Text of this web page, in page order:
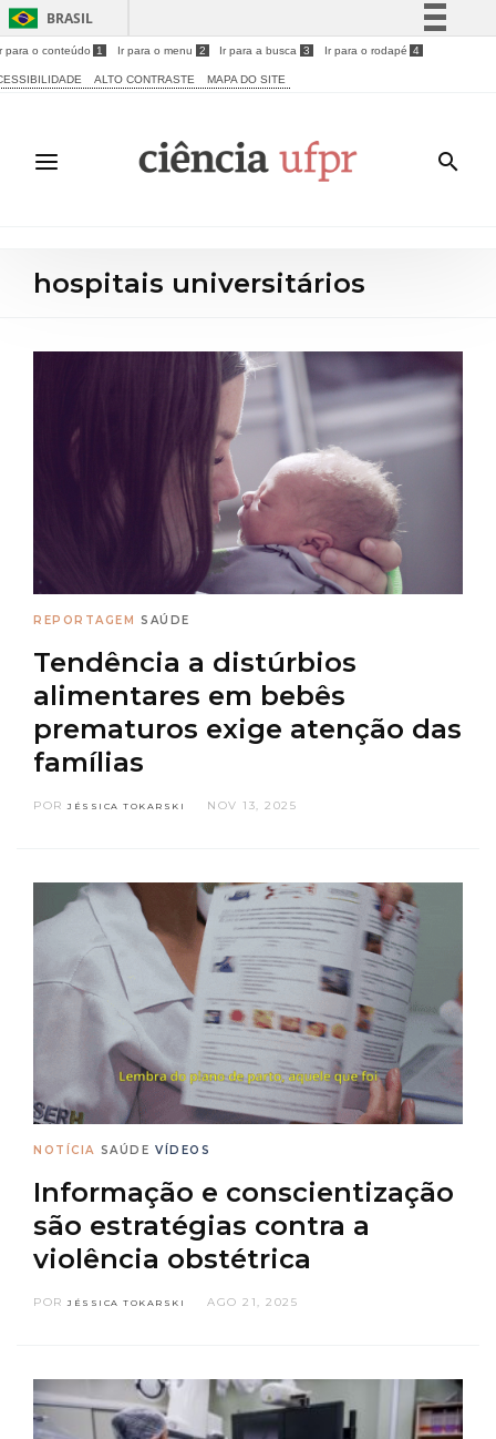
BRASIL
Simplifique!
Acesso à informação
Legislação
para o conteúdo 1 Ir para o menu 2 Ir para a busca 3 Ir para o rodapé 4
ALTO CONTRASTE MAPA DO SITE
hospitais universitários
REPORTAGEM SAÚDE
Tendência a distúrbios
alimentares em bebês
prematuros exige atenção das
famílias
POR JÉSSICA TOKARSKI NOV 13, 2025
NOTÍCIA SAÚDE VÍDEOS
Informação e conscientização
são estratégias contra a
violência obstétrica
PORJÉSSICA TOKARSKI AGO 21, 2025